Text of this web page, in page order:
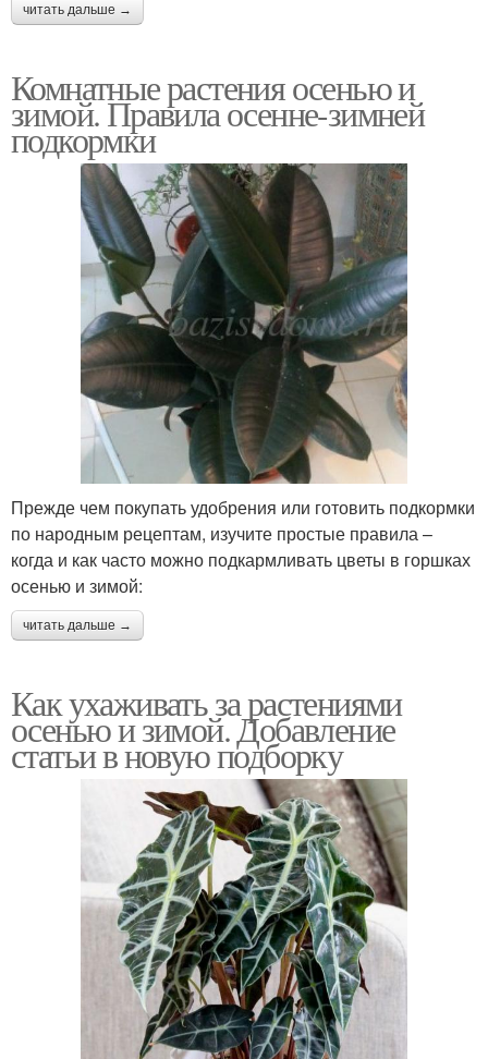
читать дальше →
Комнатные растения осенью и
зимой. Правила осенне-зимней
подкормки
Прежде чем покупать удобрения или готовить подкормки
по народным рецептам, изучите простые правила –
когда и как часто можно подкармливать цветы в горшках
осенью и зимой:
читать дальше →
Как ухаживать за растениями
осенью и зимой. Добавление
статьи в новую подборку